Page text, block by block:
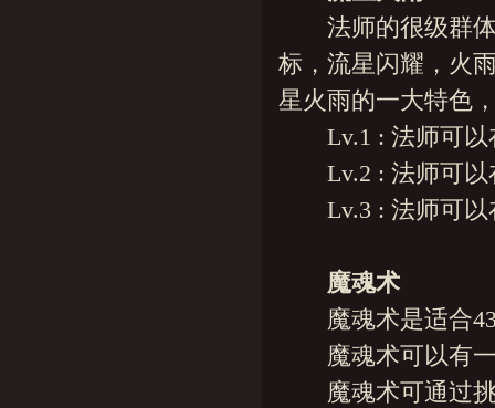
法师的很级群体
标，流星闪耀，火
星火雨的一大特色
Lv.1 : 法师可以
Lv.2 : 法师可以
Lv.3 : 法师可以
魔魂术
魔魂术是适合43
魔魂术可以有一
魔魂术可通过挑